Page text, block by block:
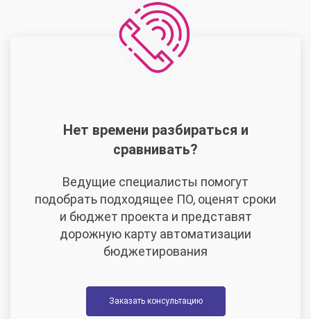
Нет времени разбираться и
сравнивать?
Ведущие специалисты помогут
подобрать подходящее ПО, оценят сроки
и бюджет проекта и представят
дорожную карту автоматизации
бюджетирования
Заказать консультацию